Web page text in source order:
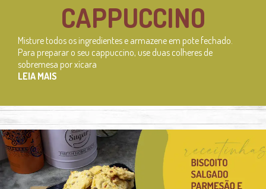
CAPPUCCINO
Misture todos os ingredientes e armazene em pote fechado.
Para preparar o seu cappuccino, use duas colheres de
sobremesa por xícara
LEIA MAIS